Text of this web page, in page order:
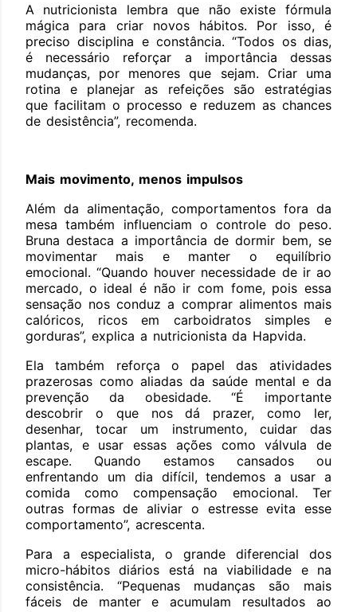
A nutricionista lembra que não existe fórmula
mágica para criar novos hábitos. Por isso, é
preciso disciplina e constância. “Todos os dias,
é necessário reforçar a importância dessas
mudanças, por menores que sejam. Criar uma
rotina e planejar as refeições são estratégias
que facilitam o processo e reduzem as chances
de desistência”, recomenda.
Mais movimento, menos impulsos
Além da alimentação, comportamentos fora da
mesa também influenciam o controle do peso.
Bruna destaca a importância de dormir bem, se
movimentar mais e manter o equilíbrio
emocional. “Quando houver necessidade de ir ao
mercado, o ideal é não ir com fome, pois essa
sensação nos conduz a comprar alimentos mais
calóricos, ricos em carboidratos simples e
gorduras”, explica a nutricionista da Hapvida.
Ela também reforça o papel das atividades
prazerosas como aliadas da saúde mental e da
prevenção da obesidade. “É importante
descobrir o que nos dá prazer, como ler,
desenhar, tocar um instrumento, cuidar das
plantas, e usar essas ações como válvula de
escape. Quando estamos cansados ou
enfrentando um dia difícil, tendemos a usar a
comida como compensação emocional. Ter
outras formas de aliviar o estresse evita esse
comportamento”, acrescenta.
Para a especialista, o grande diferencial dos
micro-hábitos diários está na viabilidade e na
consistência. “Pequenas mudanças são mais
fáceis de manter e acumulam resultados ao